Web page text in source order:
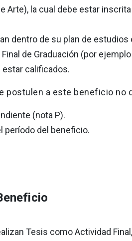
Arte), la cual debe estar
dentro de su plan de
de Graduación (por
estar calificados.
postulen a este beneficio no
(nota P).
período del beneficio.
Tesis como Actividad